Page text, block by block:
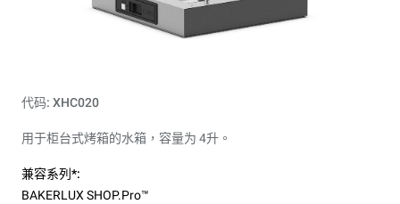
代码: XHC020
用于柜台式烤箱的水箱，容量为 4升。
兼容系列*:
BAKERLUX SHOP.Pro™